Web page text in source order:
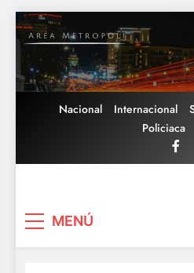
Saltar
al
contenido
Nacional Internacional
Policiaca
MENÚ